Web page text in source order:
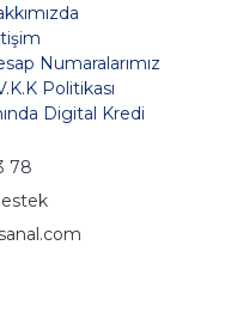
Numaralarımız
Politikası
Digital Kredi
78